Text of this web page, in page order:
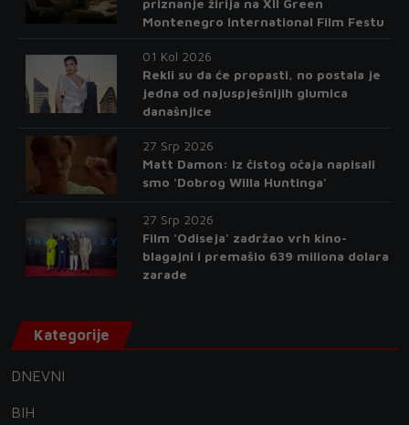
priznanje žirija na XII Green
Montenegro International Film Festu
01 Kol 2026
Rekli su da će propasti, no postala je
jedna od najuspješnijih glumica
današnjice
27 Srp 2026
Matt Damon: Iz čistog očaja napisali
smo 'Dobrog Willa Huntinga'
27 Srp 2026
Film 'Odiseja' zadržao vrh kino-
blagajni i premašio 639 miliona dolara
zarade
Kategorije
DNEVNI
BIH